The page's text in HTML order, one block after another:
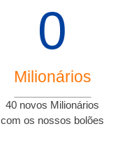
Milionários
0
40 novos Milionários
com os nossos bolões